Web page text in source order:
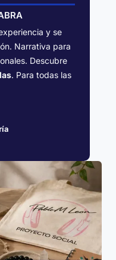
y se
Narrativa para
Descubre
. Para todas las